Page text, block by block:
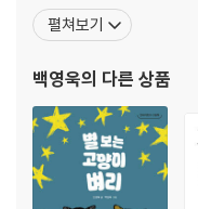
03 고양이 전신 그리기
04 강아지 그리기
drawing #05 인물 그리기
01 사람 얼굴 그리기
02 여자 상반신 그리기
03 일러스트 스타일로 인물
04 인물과 고양이가 있는 풍
해 라이브 드로잉을 시연
랑스 몽펠리에 ‘꼬레디시’
트에 참가해 독립운동가 이
펼쳐보기
백영욱의 다른 상품